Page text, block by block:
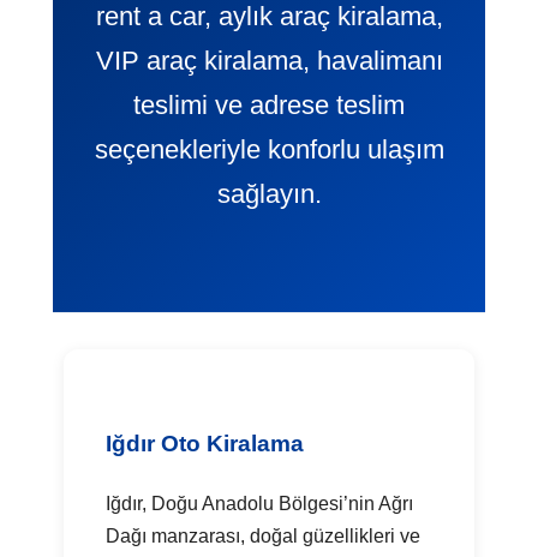
rent a car, aylık araç kiralama,
VIP araç kiralama, havalimanı
teslimi ve adrese teslim
seçenekleriyle konforlu ulaşım
sağlayın.
Iğdır Oto Kiralama
Iğdır, Doğu Anadolu Bölgesi’nin Ağrı
Dağı manzarası, doğal güzellikleri ve